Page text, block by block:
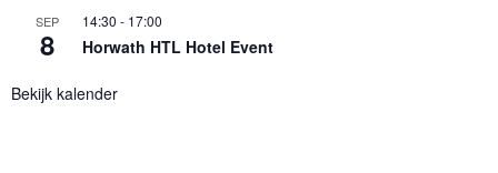
SEP
8
14:30 - 17:00
Horwath HTL Hotel Event
Bekijk kalender